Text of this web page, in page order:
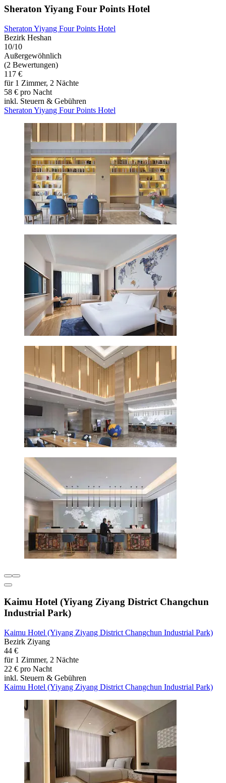
Sheraton Yiyang Four Points Hotel
Sheraton Yiyang Four Points Hotel
Bezirk Heshan
10/10
Außergewöhnlich
(2 Bewertungen)
117 €
für 1 Zimmer, 2 Nächte
58 € pro Nacht
inkl. Steuern & Gebühren
Sheraton Yiyang Four Points Hotel
Kaimu Hotel (Yiyang Ziyang District Changchun
Industrial Park)
Kaimu Hotel (Yiyang Ziyang District Changchun Industrial Park)
Bezirk Ziyang
44 €
für 1 Zimmer, 2 Nächte
22 € pro Nacht
inkl. Steuern & Gebühren
Kaimu Hotel (Yiyang Ziyang District Changchun Industrial Park)